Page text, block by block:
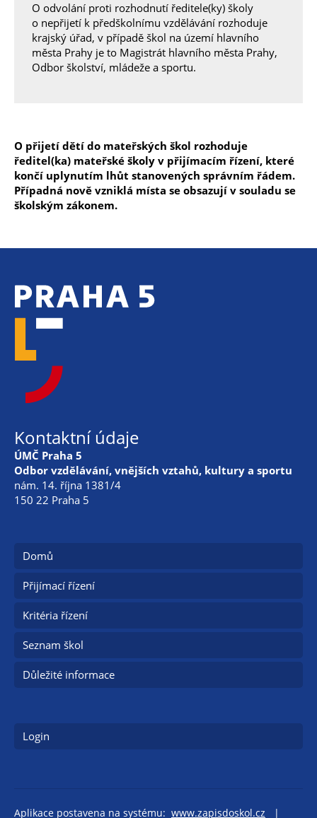
O odvolání proti rozhodnutí ředitele(ky) školy
o nepřijetí k předškolnímu vzdělávání rozhoduje
krajský úřad, v případě škol na území hlavního
města Prahy je to Magistrát hlavního města Prahy,
Odbor školství, mládeže a sportu.
O přijetí dětí do mateřských škol rozhoduje
ředitel(ka) mateřské školy v přijímacím řízení, které
končí uplynutím lhůt stanovených správním řádem.
Případná nově vzniklá místa se obsazují v souladu se
školským zákonem.
Kontaktní údaje
ÚMČ Praha 5
Odbor vzdělávání, vnějších vztahů, kultury a sportu
nám. 14. října 1381/4
150 22 Praha 5
Domů
Přijímací řízení
Kritéria řízení
Seznam škol
Důležité informace
Login
Aplikace postavena na systému: www.zapisdoskol.cz |